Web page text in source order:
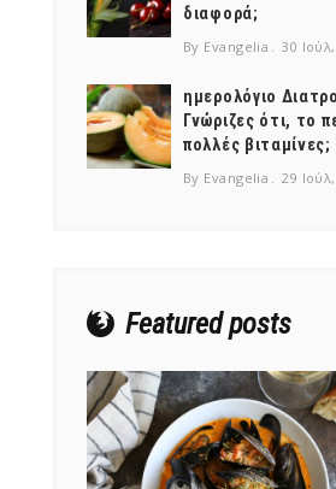
διαφορά;
By Evangelia 30
ημερολόγιο
Γνώριζες ότι, το
πολλές βιταμίνες;
By Evangelia 29
Featured posts
mel
y updates
fro
m